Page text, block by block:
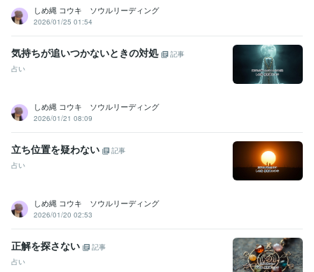
しめ縄 コウキ ソウルリーディング
2026/01/25 01:54
気持ちが追いつかないときの対処
記事
占い
しめ縄 コウキ ソウルリーディング
2026/01/21 08:09
立ち位置を疑わない
記事
占い
しめ縄 コウキ ソウルリーディング
2026/01/20 02:53
正解を探さない
記事
占い